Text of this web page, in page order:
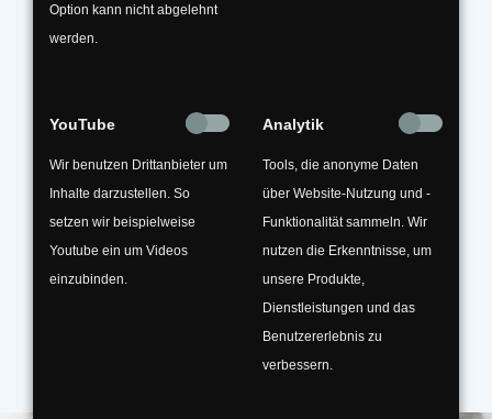
haben. Bei Sonderabfällen, die wir nicht
direkt entsorgen, arbeiten wir mit
spezialisierten Entsorgungsfachbetrieben
zusammen, mit denen wir gemeinsam eine
Lösung für Sie finden.
Geben Sie Ihren Sonderabfall in Hände, die
ganz besonders verantwortungsvoll mit ihm
Option kann nicht abgelehnt
werden.
YouTube
Wir benutzen Drittanbieter um
Inhalte darzustellen. So
setzen wir beispielweise
Youtube ein um Videos
einzubinden.
Analytik
Tools, die anonyme Daten
über Website-Nutzung und -
Funktionalität sammeln. Wir
nutzen die Erkenntnisse, um
unsere Produkte,
Dienstleistungen und das
Benutzererlebnis zu
verbessern.